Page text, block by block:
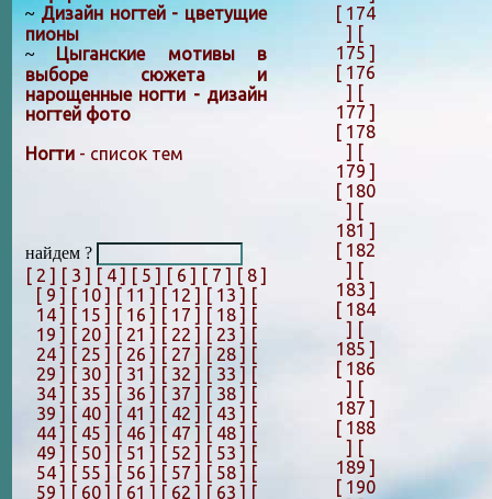
[ 174
] [
175 ]
[ 176
] [
177 ]
[ 178
] [
179 ]
[ 180
] [
181 ]
[ 182
] [
183 ]
[ 184
] [
185 ]
[ 186
] [
187 ]
[ 188
] [
189 ]
[ 190
~ Дизайн ногтей - цветущие
пионы
~ Цыганские мотивы в
выборе сюжета и
нарощенные ногти - дизайн
ногтей фото
Ногти - список тем
найдем ?
[ 2 ] [ 3 ] [ 4 ] [ 5 ] [ 6 ] [ 7 ] [ 8 ]
[ 9 ] [ 10 ] [ 11 ] [ 12 ] [ 13 ] [
14 ] [ 15 ] [ 16 ] [ 17 ] [ 18 ] [
19 ] [ 20 ] [ 21 ] [ 22 ] [ 23 ] [
24 ] [ 25 ] [ 26 ] [ 27 ] [ 28 ] [
29 ] [ 30 ] [ 31 ] [ 32 ] [ 33 ] [
34 ] [ 35 ] [ 36 ] [ 37 ] [ 38 ] [
39 ] [ 40 ] [ 41 ] [ 42 ] [ 43 ] [
44 ] [ 45 ] [ 46 ] [ 47 ] [ 48 ] [
49 ] [ 50 ] [ 51 ] [ 52 ] [ 53 ] [
54 ] [ 55 ] [ 56 ] [ 57 ] [ 58 ] [
59 ] [ 60 ] [ 61 ] [ 62 ] [ 63 ] [